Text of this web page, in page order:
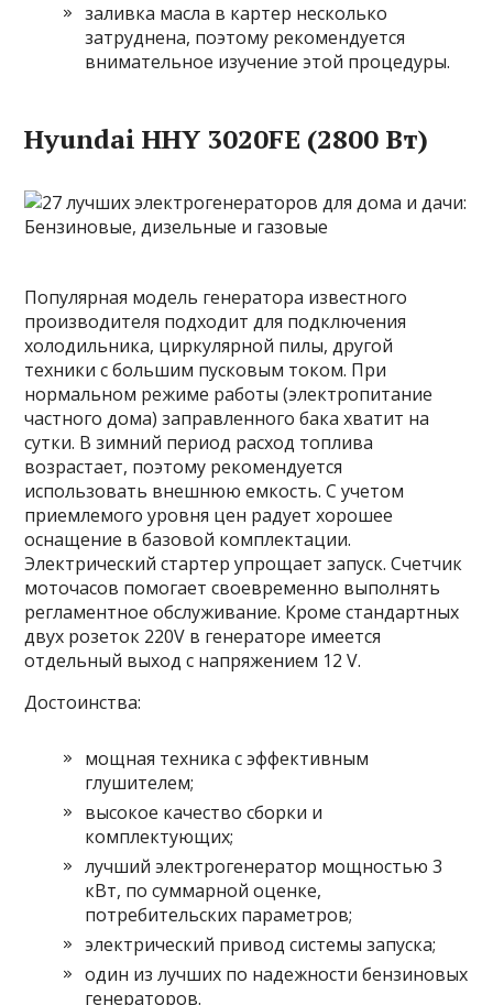
заливка масла в картер несколько
затруднена, поэтому рекомендуется
внимательное изучение этой процедуры.
Hyundai HHY 3020FE (2800 Вт)
Популярная модель генератора известного
производителя подходит для подключения
холодильника, циркулярной пилы, другой
техники с большим пусковым током. При
нормальном режиме работы (электропитание
частного дома) заправленного бака хватит на
сутки. В зимний период расход топлива
возрастает, поэтому рекомендуется
использовать внешнюю емкость. С учетом
приемлемого уровня цен радует хорошее
оснащение в базовой комплектации.
Электрический стартер упрощает запуск. Счетчик
моточасов помогает своевременно выполнять
регламентное обслуживание. Кроме стандартных
двух розеток 220V в генераторе имеется
отдельный выход с напряжением 12 V.
Достоинства:
мощная техника с эффективным
глушителем;
высокое качество сборки и
комплектующих;
лучший электрогенератор мощностью 3
кВт, по суммарной оценке,
потребительских параметров;
электрический привод системы запуска;
один из лучших по надежности бензиновых
генераторов.